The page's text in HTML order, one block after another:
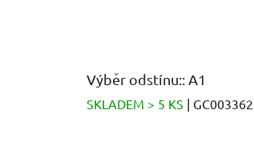
Výběr odstínu:: A1
SKLADEM > 5 KS | GC003362